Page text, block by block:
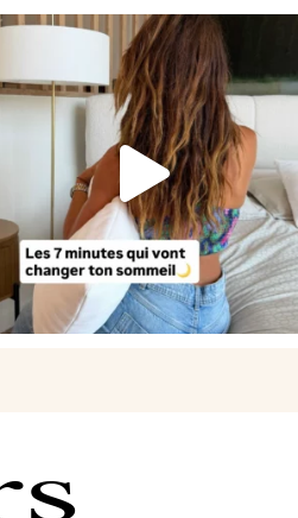
sommeil est essentiel à notre bien-
être… et...
102 14